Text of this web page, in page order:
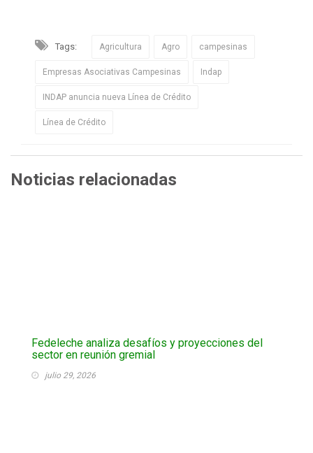
Tags: Agricultura Agro campesinas
Empresas Asociativas Campesinas Indap
INDAP anuncia nueva Línea de Crédito
Línea de Crédito
Noticias relacionadas
Fedeleche analiza desafíos y proyecciones del
sector en reunión gremial
julio 29, 2026